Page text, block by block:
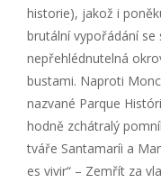
historie), jakož i
brutální vypořádání se
nepřehlédnutelná
bustami. Naproti
nazvané Parque
hodně zchátralý
tváře Santamaríi a
es vivir“ – Zemřít za